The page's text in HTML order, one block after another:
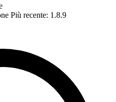
Più recente: 1.8.9